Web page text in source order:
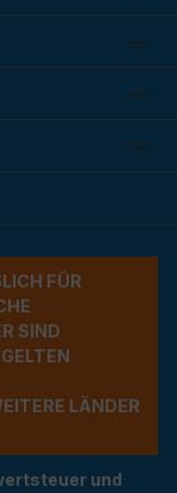
FÜR G
A
A
A
LÄNDER NU
und